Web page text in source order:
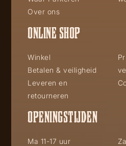
Over ons
ONLINE SHOP
Winkel
Betalen & veiligheid
Leveren en
retourneren
OPENINGSTIJDEN
Ma 11-17 uur